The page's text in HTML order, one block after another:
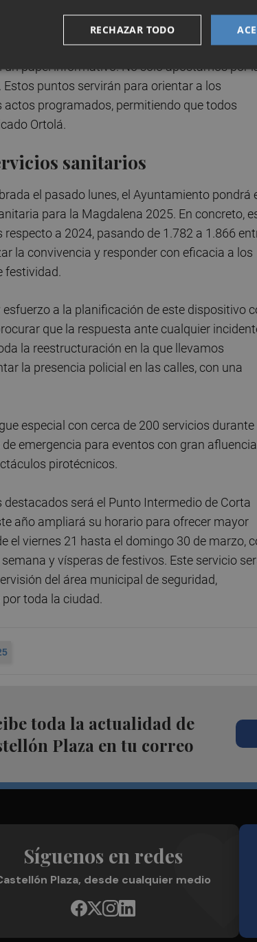
rápida ante cualquier incidencia y
afluencia".
un papel informativo. No solo apostamos por
puntos servirán para orientar a los
programados, permitiendo que todos
Ortolá.
sanitarios
el pasado lunes, el Ayuntamiento pondrá
para la Magdalena 2025. En concreto,
a 2024, pasando de 1.782 a 1.866
la convivencia y responder con eficacia a los
festividad.
a la planificación de este dispositivo
que la respuesta ante cualquier
la reestructuración en la que llevamos
la presencia policial en las calles, con una
especial con cerca de 200 servicios durante
emergencia para eventos con gran afluencia
pirotécnicos.
será el Punto Intermedio de Corta
año ampliará su horario para ofrecer mayor
el viernes 21 hasta el domingo 30 de marzo,
y vísperas de festivos. Este servicio
del área municipal de seguridad,
toda la ciudad.
toda la actualidad de
Plaza en tu correo
Síguenos en redes
Plaza, desde cualquier medio
RECHAZAR TODO